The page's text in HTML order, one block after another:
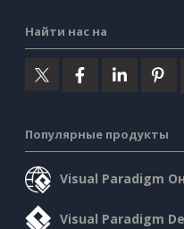
Найти нас на
Популярные продукты
Visual Paradigm
Visual Paradigm